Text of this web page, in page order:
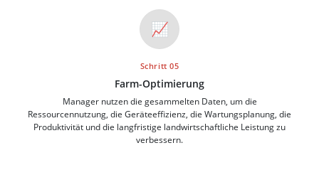
📈
Schritt 05
Farm-Optimierung
Manager nutzen die gesammelten Daten, um die
Ressourcennutzung, die Geräteeffizienz, die Wartungsplanung, die
Produktivität und die langfristige landwirtschaftliche Leistung zu
verbessern.